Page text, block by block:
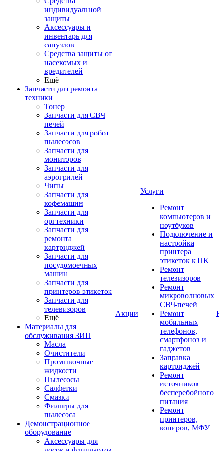
индивидуальной
защиты
Аксессуары и
инвентарь для
санузлов
Средства защиты от
насекомых и
вредителей
Ещё
Запчасти для ремонта
техники
Тонер
Запчасти для СВЧ
печей
Запчасти для робот
пылесосов
Запчасти для
мониторов
Запчасти для
аэрогрилей
Чипы
Запчасти для
кофемашин
Запчасти для
оргтехники
Запчасти для
ремонта
картриджей
Запчасти для
посудомоечных
машин
Запчасти для
принтеров этикеток
Запчасти для
телевизоров
Ещё
Материалы для
обслуживания ЗИП
Масла
Очистители
Промывочные
жидкости
Пылесосы
Салфетки
Смазки
Фильтры для
пылесоса
Демонстрационное
оборудование
Аксессуары для
Акции
Услуги
Ремонт
компьютеров и
ноутбуков
Подключение и
настройка
принтера
этикеток к ПК
Ремонт
телевизоров
Ремонт
микроволновых
СВЧ-печей
Ремонт
мобильных
телефонов,
смартфонов и
гаджетов
Заправка
картриджей
Ремонт
источников
бесперебойного
питания
Ремонт
принтеров,
копиров, МФУ